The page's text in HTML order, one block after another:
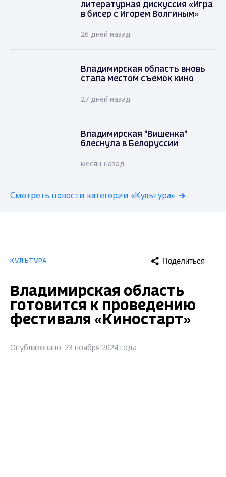
литературная дискуссия «Игра
в бисер с Игорем Волгиным»
26 дней назад
Владимирская область вновь
стала местом съемок кино
27 дней назад
Владимирская "Вишенка"
блеснула в Белоруссии
месяц назад
Смотреть новости категории «Культура»
КУЛЬТУРА Поделиться
Владимирская область
готовится к проведению
фестиваля «Киностарт»
Опубликовано: 23 ноября 2024 года